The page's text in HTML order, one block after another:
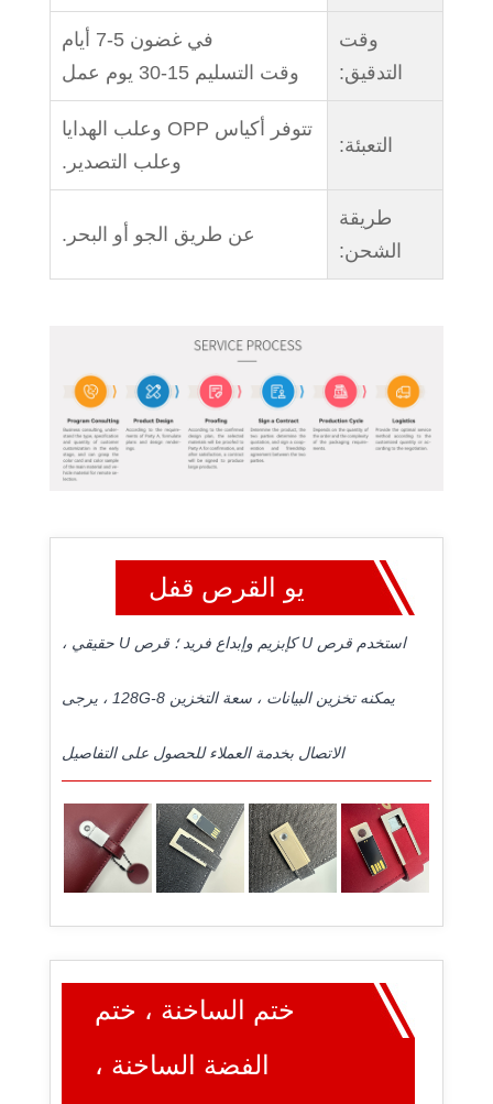
وقت
التدقيق:
في غضون 5-7 أيام
وقت التسليم 15-30 يوم عمل
التعبئة:
تتوفر أكياس OPP وعلب الهدايا
وعلب التصدير.
طريقة
الشحن:
عن طريق الجو أو البحر.
يو القرص قفل
استخدم قرص U كإبزيم وإبداع فريد ؛ قرص U حقيقي ،
يمكنه تخزين البيانات ، سعة التخزين 8-128G ، يرجى
الاتصال بخدمة العملاء للحصول على التفاصيل
ختم الساخنة ، ختم
الفضة الساخنة ،